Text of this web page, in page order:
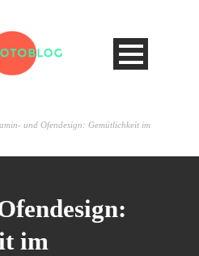
und Ofendesign: Gemütlichkeit im
im